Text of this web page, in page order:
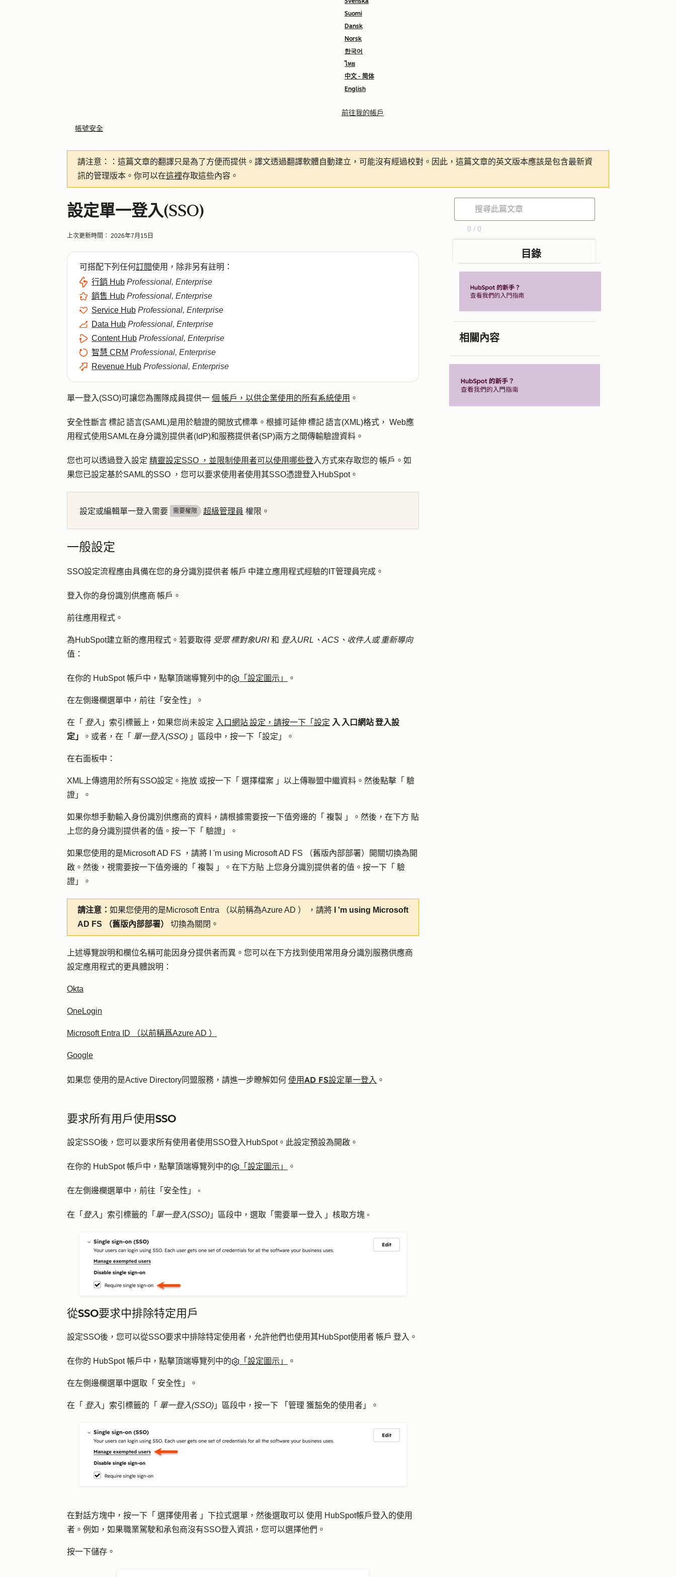
Suomi
Dansk
Norsk
한국어
ไทย
中文 - 简体
English
前往我的帳戶
帳號安全
請注意：
：這篇文章的翻譯只是為了方便而提供。譯文透過翻譯軟體自動建立，可能沒有經過校對。因此，這篇文章的英文版本應該是包含最新資
訊的管理版本。你可以在這裡存取這些內容。
設定單一登入(SSO)
上次更新時間： 2026年7月15日
可搭配下列任何訂閱使用，除非另有註明：
行銷 Hub Professional, Enterprise
銷售 Hub Professional, Enterprise
Service Hub Professional, Enterprise
Data Hub Professional, Enterprise
Content Hub Professional, Enterprise
智慧 CRM Professional, Enterprise
Revenue Hub Professional, Enterprise
單一登入(SSO)可讓您為團隊成員提供一 個 帳戶，以供企業使用的所有系統使用 。
安全性斷言 標記 語言(SAML)是用於驗證的開放式標準。根據可延伸 標記 語言(XML)格式， Web應
用程式使用SAML在身分識別提供者(IdP)和服務提供者(SP)兩方之間傳輸驗證資料。
您也可以透過登入設定 精靈設定SSO ，並限制使用者可以使用哪些登入方式來存取您的 帳戶。如
果您已設定基於SAML的SSO ，您可以要求使用者使用其SSO憑證登入HubSpot。
設定或編輯單一登入需要 需要權限 超級管理員 權限。
一般設定
SSO設定流程應由具備在您的身分識別提供者 帳戶 中建立應用程式經驗的IT管理員完成。
登入你的身份識別供應商 帳戶。
前往應用程式。
為HubSpot建立新的應用程式。若要取得 受眾 標對象URI和 登入URL、ACS、收件人或 重新導向
值：
在你的 HubSpot 帳戶中，點擊頂端導覽列中的 「設定圖示」 。
在左側邊欄選單中，前往「 安全性 」。
在「 登入 」索引標籤上，如果您尚未設定 入口網站 設定，請按一下「設定 入 入口網站 登入設
定」
。或者，在「 單一登入(SSO) 」區段中，按一下「 設定 」。
在右面板中：
XML上傳適用於所有SSO設定。 拖放 或按一下「 選擇檔案 」以上傳聯盟中繼資料。然後點擊「 驗
證 」。
如果你想手動輸入身份識別供應商的資料，請根據需要按一下值旁邊的「 複製 」。然後，在下方 貼
上您的身分識別提供者的值。按一下「 驗證 」。
如果您使用的是Microsoft AD FS ，請將 I 'm using Microsoft AD FS （舊版內部部署）
開關切換為開
啟。然後，視需要按一下值旁邊的「 複製 」。在下方貼 上您身分識別提供者的值。按一下「 驗
證 」。
請注意： 如果您使用的是Microsoft Entra （以前稱為Azure AD ） ，請將
I 'm using Microsoft
AD FS （舊版內部部署）
切換為關閉。
上述導覽說明和欄位名稱可能因身分提供者而異。您可以在下方找到使用常用身分識別服務供應商
設定應用程式的更具體說明：
Okta
OneLogin
Microsoft Entra ID （以前稱爲Azure AD ）
Google
如果您 使用的是Active Directory同盟服務，請進一步瞭解如何 使用AD FS設定單一登入 。
要求所有用戶使用SSO
設定SSO後，您可以要求所有使用者使用SSO登入HubSpot。此設定預設為開啟。
在你的 HubSpot 帳戶中，點擊頂端導覽列中的 「設定圖示」 。
在左側邊欄選單中，前往 「 安全性 」 。
在 「 登入 」索引標籤的「 單一登入(SSO) 」區段中，選取「 需要單一登入 」 核取方塊 。
從SSO要求中排除特定用戶
設定SSO後，您可以從SSO要求中排除特定使用者，允許他們也使用其HubSpot使用者 帳戶 登入。
在你的 HubSpot 帳戶中，點擊頂端導覽列中的 「設定圖示」 。
在左側邊欄選單中選取「 安全性 」。
在「 登入 」索引標籤的「 單一登入(SSO) 」區段中，按一下 「管理 獲豁免的使用者 」。
在對話方塊中，按一下「 選擇使用者 」下拉式選單，然後選取可以 使用 HubSpot帳戶登入的使用
者。例如，如果職業駕駛和承包商沒有SSO登入資訊，您可以選擇他們。
按一下儲存 。
0 / 0
目錄
相關內容